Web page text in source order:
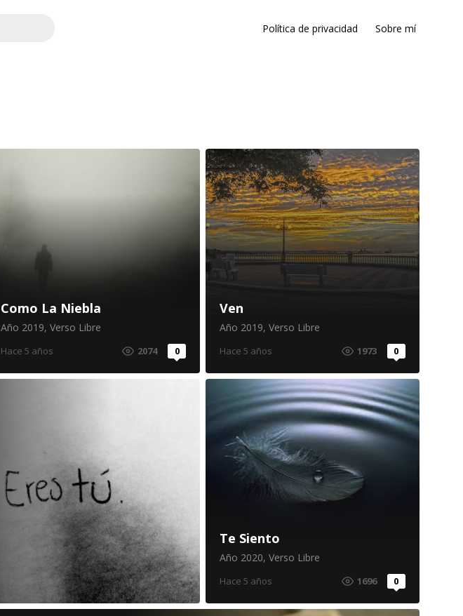
Política de privacidad Sobre mí
Como La Niebla
Año 2019, Verso Libre
Hace 5 años 2074 0
Ven
Año 2019,Verso Libre
Hace 5 años 1973 0
Te Siento
Año 2020,Verso Libre
Hace 5 años 1696 0